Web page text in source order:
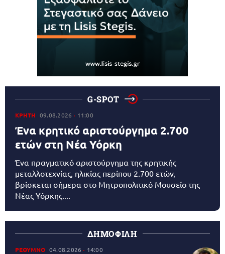
G-SPOT
ΚΡΗΤΗ 09.08.2026 11:00
Ένα κρητικό αριστούργημα 2.700
ετών στη Νέα Υόρκη
Ένα πραγματικό αριστούργημα της κρητικής
μεταλλοτεχνίας, ηλικίας περίπου 2.700 ετών,
βρίσκεται σήμερα στο Μητροπολιτικό Μουσείο της
Νέας Υόρκης....
ΔΗΜΟΦΙΛΗ
ΡΕΘΥΜΝΟ 04.08.2026 14:00